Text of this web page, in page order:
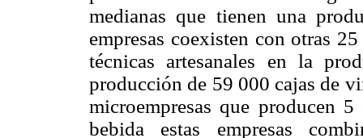
medianas que tienen una
empresas coexisten con otras
técnicas artesanales en la
producción de 59 000 cajas de
microempresas que producen
bebida estas empresas